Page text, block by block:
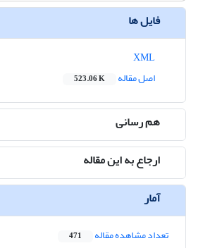
فایل ها
اصل مقاله
523.06 K
هم رسانی
ارجاع به این مقاله
آمار
تعداد مشاهده مقاله 471